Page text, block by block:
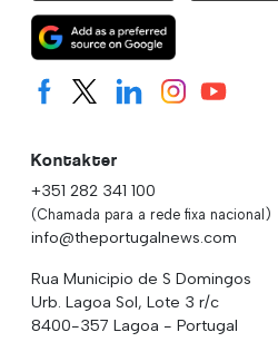
Kontakter
+351 282 341 100
(Chamada para a rede fixa nacional)
info@theportugalnews.com
Rua Municipio de S Domingos
Urb. Lagoa Sol, Lote 3 r/c
8400-357 Lagoa - Portugal